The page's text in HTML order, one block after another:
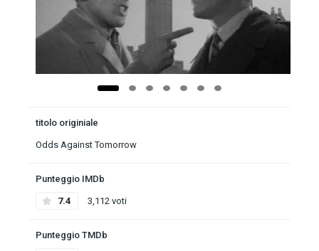
titolo originiale
Odds Against Tomorrow
Punteggio IMDb
7.4 3,112 voti
Punteggio TMDb